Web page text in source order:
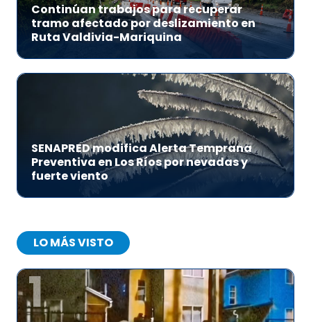
Continúan trabajos para recuperar
tramo afectado por deslizamiento en
Ruta Valdivia-Mariquina
SENAPRED modifica Alerta Temprana
Preventiva en Los Ríos por nevadas y
fuerte viento
LO MÁS VISTO
1